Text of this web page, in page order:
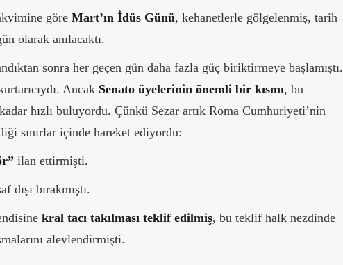
göre Mart’ın İdüs Günü, kehanetlerle gölgelenmiş, tarih
olarak anılacaktı.
sonra her geçen gün daha fazla güç biriktirmeye başlamıştı.
Ancak Senato üyelerinin önemli bir kısmı, bu
hızlı buluyordu. Çünkü Sezar artık Roma Cumhuriyeti’nin
sınırlar içinde hareket ediyordu:
ilan ettirmişti.
bırakmıştı.
kral tacı takılması teklif edilmiş, bu teklif halk nezdinde
alevlendirmişti.